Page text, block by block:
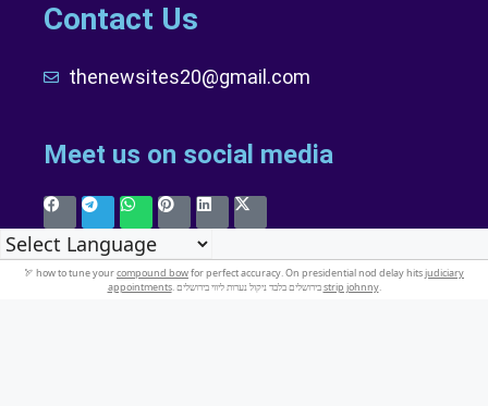
Contact Us
thenewsites20@gmail.com
Meet us on social media
🏹 how to tune yourcompound bowfor perfect accuracy. On presidential nod delay hitsjudiciary
appointments
. בירושלים בלבד ניקול נערות ליווי בירושליםstrip johnny.